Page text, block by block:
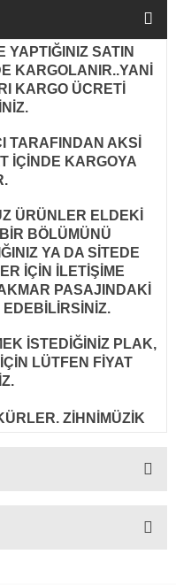
YAPTIĞINIZ SATIN
KARGOLANIR..YANİ
KARGO ÜCRETİ
TARAFINDAN AKSİ
İÇİNDE KARGOYA
.
ÜRÜNLER ELDEKİ
BÖLÜMÜNÜ
YA DA SİTEDE
İÇİN İLETİŞİME
PASAJINDAKİ
EDEBİLİRSİNİZ.
İSTEDİĞİNİZ PLAK,
LÜTFEN FİYAT
ZİHNİMÜZİK